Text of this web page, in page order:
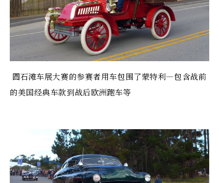
圆石滩车展大赛的参赛者用车包围了蒙特利—包含战前
的美国经典车款到战后欧洲跑车等